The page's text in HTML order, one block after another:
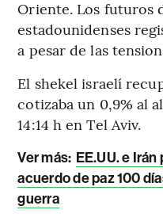
Oriente. Los futuros
estadounidenses
a pesar de las
El shekel israelí
cotizaba un 0,9% al
14:14 h en Tel Aviv.
Ver más: EE.UU. e
acuerdo de paz 100
guerra